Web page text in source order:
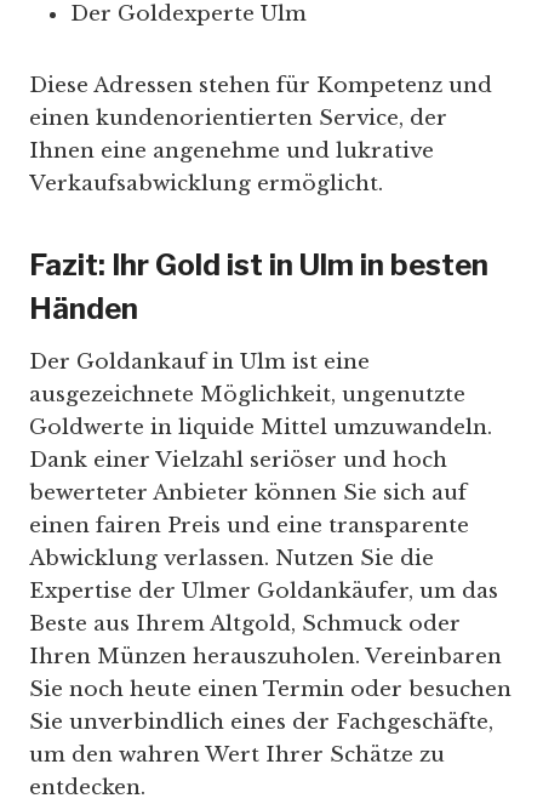
Der Goldexperte Ulm
Diese Adressen stehen für Kompetenz und
einen kundenorientierten Service, der
Ihnen eine angenehme und lukrative
Verkaufsabwicklung ermöglicht.
Fazit: Ihr Gold ist in Ulm in besten
Händen
Der Goldankauf in Ulm ist eine
ausgezeichnete Möglichkeit, ungenutzte
Goldwerte in liquide Mittel umzuwandeln.
Dank einer Vielzahl seriöser und hoch
bewerteter Anbieter können Sie sich auf
einen fairen Preis und eine transparente
Abwicklung verlassen. Nutzen Sie die
Expertise der Ulmer Goldankäufer, um das
Beste aus Ihrem Altgold, Schmuck oder
Ihren Münzen herauszuholen. Vereinbaren
Sie noch heute einen Termin oder besuchen
Sie unverbindlich eines der Fachgeschäfte,
um den wahren Wert Ihrer Schätze zu
entdecken.